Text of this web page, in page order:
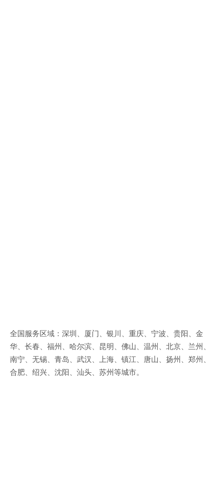
全国服务区域：深圳、厦门、银川、重庆、宁波、贵阳、金
华、长春、福州、哈尔滨、昆明、佛山、温州、北京、兰州、
南宁、无锡、青岛、武汉、上海、镇江、唐山、扬州、郑州、
合肥、绍兴、沈阳、汕头、苏州等城市。